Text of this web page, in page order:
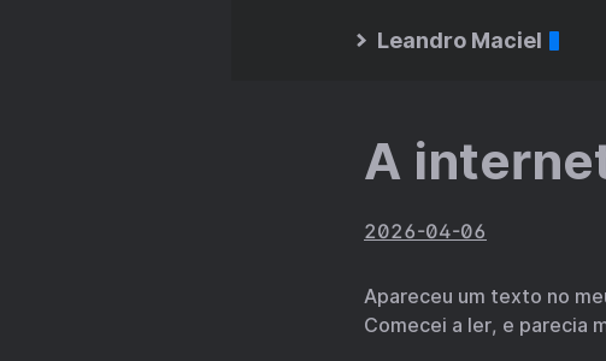
Leandro Maciel
A
2026-04-06
Apareceu um texto no
Comecei a ler, e parecia